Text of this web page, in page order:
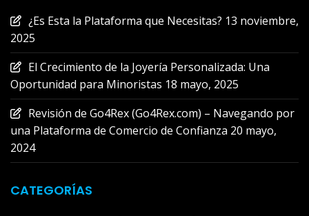
¿Es Esta la Plataforma que Necesitas? 13 noviembre,
2025
El Crecimiento de la Joyería Personalizada: Una
Oportunidad para Minoristas 18 mayo, 2025
Revisión de Go4Rex (Go4Rex.com) – Navegando por
una Plataforma de Comercio de Confianza 20 mayo,
2024
CATEGORÍAS